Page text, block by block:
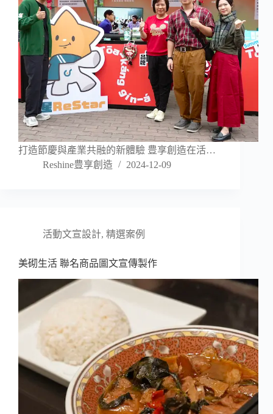
打造節慶與產業共融的新體驗 豊享創造在活…
Reshine豊享創造
2024-12-09
活動文宣設計, 精選案例
美砌生活 聯名商品圖文宣傳製作